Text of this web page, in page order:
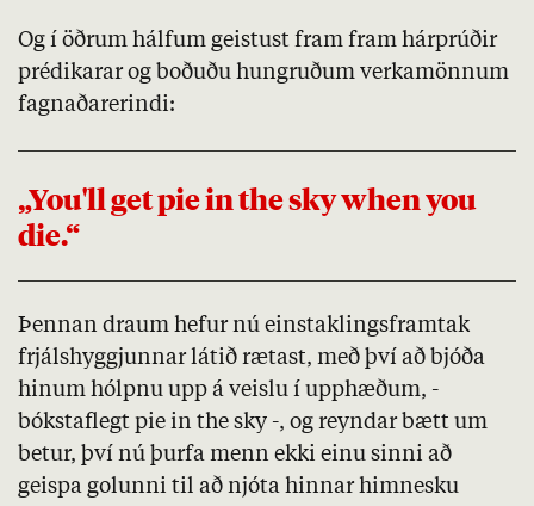
Og í öðrum hálfum geistust fram fram hárprúðir
prédikarar og boðuðu hungruðum verkamönnum
fagnaðarerindi:
„You'll get pie in the sky when you
die.“
Þennan draum hefur nú einstaklingsframtak
frjálshyggjunnar látið rætast, með því að bjóða
hinum hólpnu upp á veislu í upphæðum, -
bókstaflegt pie in the sky -, og reyndar bætt um
betur, því nú þurfa menn ekki einu sinni að
geispa golunni til að njóta hinnar himnesku